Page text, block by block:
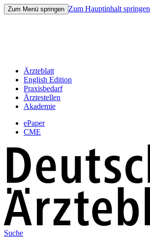
Zum Menü springen Zum Hauptinhalt springen
Ärzteblatt
English Edition
Praxisbedarf
Ärztestellen
Akademie
ePaper
CME
Suche